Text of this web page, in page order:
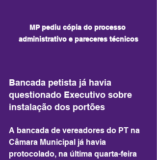
MP pediu cópia do processo
administrativo e pareceres técnicos
Bancada petista já havia
questionado Executivo sobre
instalação dos portões
A bancada de vereadores do PT na
Câmara Municipal já havia
protocolado, na última quarta-feira